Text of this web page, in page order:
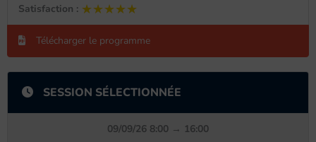
Satisfaction : ★★★★★
★★★★★
Télécharger le programme
SESSION SÉLECTIONNÉE
09/09/26 8:00 → 16:00